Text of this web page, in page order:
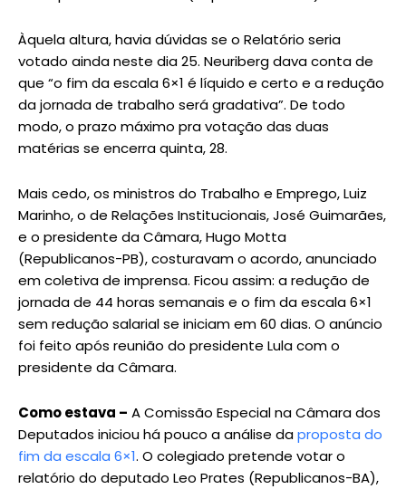
Àquela altura, havia dúvidas se o Relatório seria
votado ainda neste dia 25. Neuriberg dava conta de
que “o fim da escala 6×1 é líquido e certo e a redução
da jornada de trabalho será gradativa”. De todo
modo, o prazo máximo pra votação das duas
matérias se encerra quinta, 28.
Mais cedo, os ministros do Trabalho e Emprego, Luiz
Marinho, o de Relações Institucionais, José Guimarães,
e o presidente da Câmara, Hugo Motta
(Republicanos-PB), costuravam o acordo, anunciado
em coletiva de imprensa. Ficou assim: a redução de
jornada de 44 horas semanais e o fim da escala 6×1
sem redução salarial se iniciam em 60 dias. O anúncio
foi feito após reunião do presidente Lula com o
presidente da Câmara.
Como estava – A Comissão Especial na Câmara dos
Deputados iniciou há pouco a análise daproposta do
fim da escala 6×1. O colegiado pretende votar o
relatório do deputado Leo Prates (Republicanos-BA),